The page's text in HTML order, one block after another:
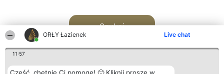
ORŁY Łazienek Live chat
11:57
Szukaj